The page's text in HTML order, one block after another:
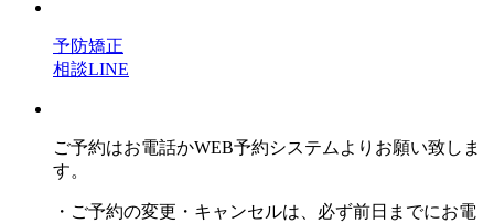
予防矯正
相談LINE
ご予約はお電話かWEB予約システムよりお願い致しま
す。
・ご予約の変更・キャンセルは、必ず前日までにお電